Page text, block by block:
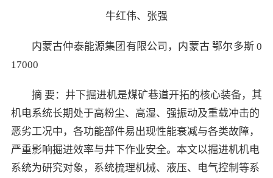
牛红伟、张强
内蒙古仲泰能源集团有限公司，内蒙古 鄂尔多斯 0
17000
摘 要：井下掘进机是煤矿巷道开拓的核心装备，其
机电系统长期处于高粉尘、高湿、强振动及重载冲击的
恶劣工况中，各功能部件易出现性能衰减与各类故障，
严重影响掘进效率与井下作业安全。本文以掘进机机电
系统为研究对象，系统梳理机械、液压、电气控制等系